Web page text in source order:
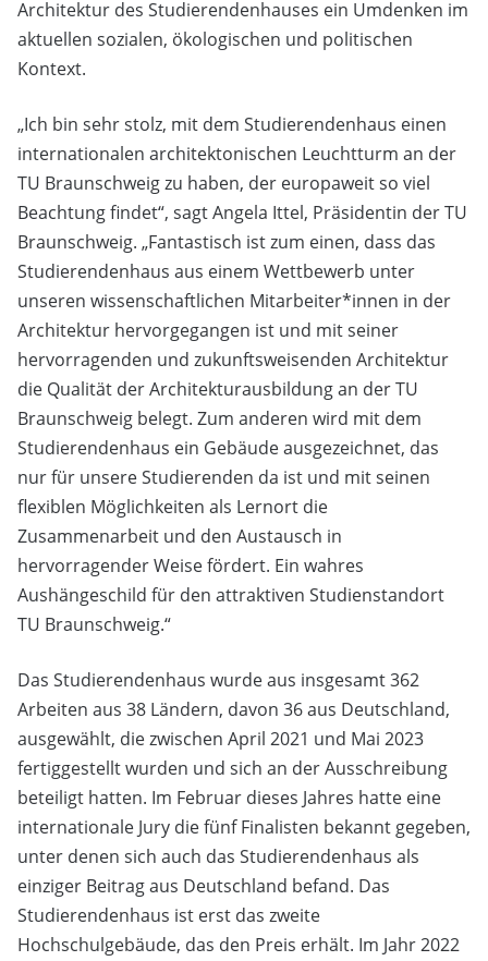
Architektur des Studierendenhauses ein Umdenken im
aktuellen sozialen, ökologischen und politischen
Kontext.
„Ich bin sehr stolz, mit dem Studierendenhaus einen
internationalen architektonischen Leuchtturm an der
TU Braunschweig zu haben, der europaweit so viel
Beachtung findet“, sagt Angela Ittel, Präsidentin der TU
Braunschweig. „Fantastisch ist zum einen, dass das
Studierendenhaus aus einem Wettbewerb unter
unseren wissenschaftlichen Mitarbeiter*innen in der
Architektur hervorgegangen ist und mit seiner
hervorragenden und zukunftsweisenden Architektur
die Qualität der Architekturausbildung an der TU
Braunschweig belegt. Zum anderen wird mit dem
Studierendenhaus ein Gebäude ausgezeichnet, das
nur für unsere Studierenden da ist und mit seinen
flexiblen Möglichkeiten als Lernort die
Zusammenarbeit und den Austausch in
hervorragender Weise fördert. Ein wahres
Aushängeschild für den attraktiven Studienstandort
TU Braunschweig.“
Das Studierendenhaus wurde aus insgesamt 362
Arbeiten aus 38 Ländern, davon 36 aus Deutschland,
ausgewählt, die zwischen April 2021 und Mai 2023
fertiggestellt wurden und sich an der Ausschreibung
beteiligt hatten. Im Februar dieses Jahres hatte eine
internationale Jury die fünf Finalisten bekannt gegeben,
unter denen sich auch das Studierendenhaus als
einziger Beitrag aus Deutschland befand. Das
Studierendenhaus ist erst das zweite
Hochschulgebäude, das den Preis erhält. Im Jahr 2022